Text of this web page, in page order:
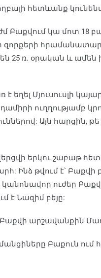
հետևանք
Բաքվում կա մոտ 18
զորքերի
25 ռ. օրական և ամեն
եղել Մյուսուսլի
ուղղությամբ
Այն հարցին,
երկու շաբաթ
Ինձ թվում է՝
ուժեր
է Նազիմ բեյը:
արշավանքին
Բաքուն ում